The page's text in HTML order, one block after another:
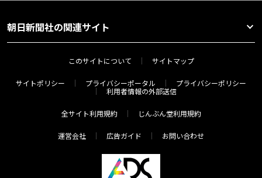
朝日新聞社の関連サイト
このサイトについて サイトマップ
サイトポリシー プライバシーポータル
プライバシーポリシー
利用者情報の外部送信
全サイト利用規約 じんぶん堂利用規約
運営会社 広告ガイド お問い合わせ